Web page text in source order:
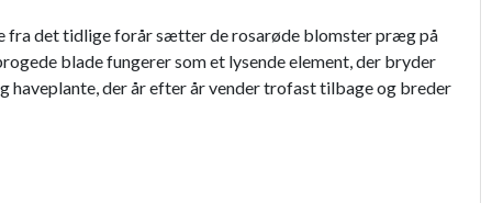
fra det tidlige forår sætter de rosarøde blomster præg på
blade fungerer som et lysende element, der bryder
haveplante, der år efter år vender trofast tilbage og breder